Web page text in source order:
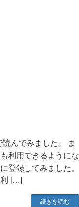
んでみました。 ま
利用できるようにな
登録してみました。
利 […]
続きを読む